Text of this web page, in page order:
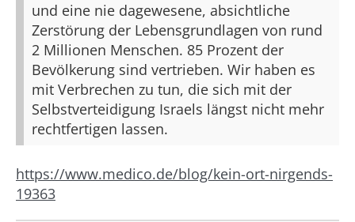
und eine nie dagewesene, absichtliche
Zerstörung der Lebensgrundlagen von rund
2 Millionen Menschen. 85 Prozent der
Bevölkerung sind vertrieben. Wir haben es
mit Verbrechen zu tun, die sich mit der
Selbstverteidigung Israels längst nicht mehr
rechtfertigen lassen.
https://www.medico.de/blog/kein-ort-nirgends-
19363